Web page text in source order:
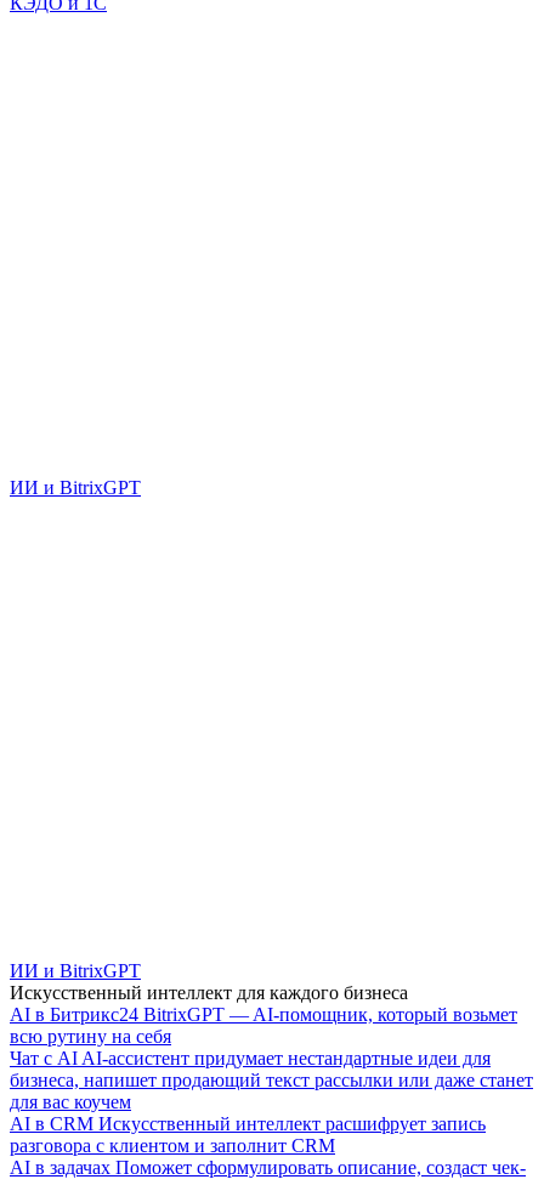
ИИ и BitrixGPT
ИИ и BitrixGPT
Искусственный интеллект для каждого бизнеса
AI в Битрикс24 BitrixGPT — AI-помощник, который возьмет
всю рутину на себя
Чат с AI AI-ассистент придумает нестандартные идеи для
бизнеса, напишет продающий текст рассылки или даже станет
для вас коучем
AI в CRM Искусственный интеллект расшифрует запись
разговора с клиентом и заполнит CRM
AI в задачах Поможет сформулировать описание, создаст чек-